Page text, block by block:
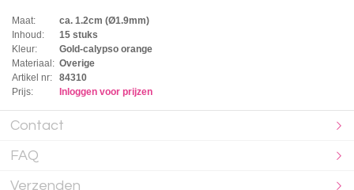
Maat:
ca. 1.2cm (Ø1.9mm)
Inhoud:
15 stuks
Kleur:
Gold-calypso orange
Materiaal: Overige
Artikel nr:
84310
Prijs:
Inloggen voor prijzen
Contact
FAQ
Verzenden